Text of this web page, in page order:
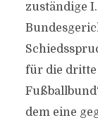
zuständige
für die dritte
dem eine